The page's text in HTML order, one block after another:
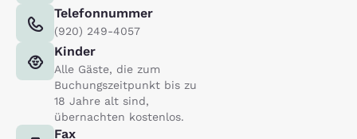
Telefonnummer
(920) 249-4057
Kinder
Alle Gäste, die zum
Buchungszeitpunkt bis zu
18 Jahre alt sind,
übernachten kostenlos.
Fax